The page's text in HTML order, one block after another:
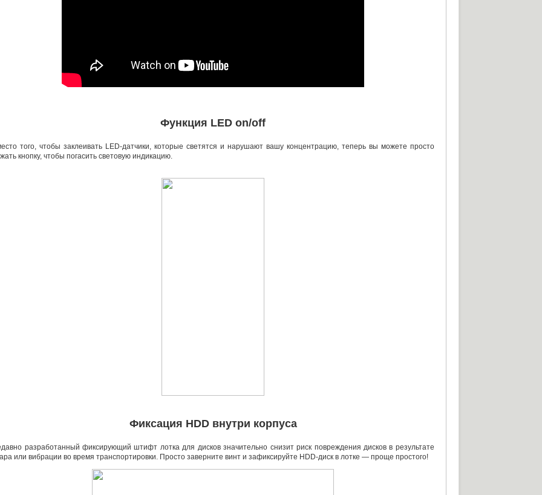
Функция LED on/off
того чтобы заклеивать LED-датчики , которые светятся и нарушают вашу концентрацию, теперь вы можете просто
кнопку, чтобы погасить световую индикацию.
Фиксация HDD внутри корпуса
разработанный фиксирующий штифт лотка для дисков значительно снизит риск повреждения дисков в результате
или вибрации во время транспортировки. Просто заверните винт и зафиксируйте HDD-диск в лотке — проще простого!